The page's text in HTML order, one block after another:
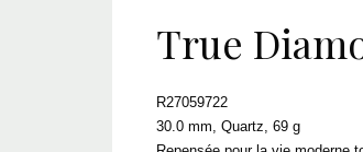
True
R27059722
30.0 mm, Quartz, 69 g